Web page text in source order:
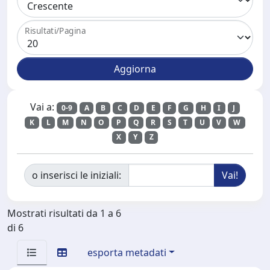
Risultati/Pagina
Vai a: 0-9 A B C D E F G H I
J
K
L M N O P Q R S T U V
W
X
Y Z
o inserisci le iniziali:
Mostrati risultati da 1 a 6
di 6
esporta metadati